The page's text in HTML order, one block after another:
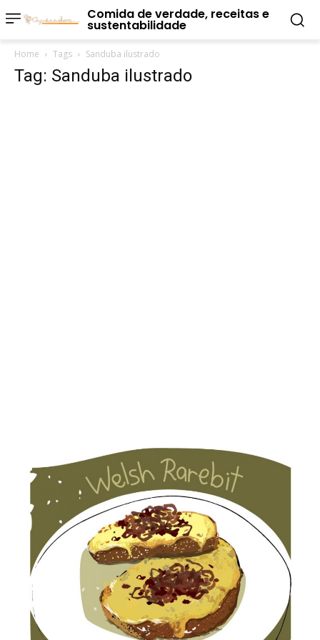
Comida de verdade, receitas e
sustentabilidade
Home Tags Sanduba ilustrado
Tag: Sanduba ilustrado